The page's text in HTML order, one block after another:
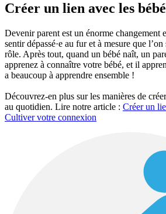
Créer un lien avec les
Devenir parent est un énorme changement
sentir dépassé·e au fur et à mesure que l’on
rôle. Après tout, quand un bébé naît, un
apprenez à connaître votre bébé, et il
a beaucoup à apprendre ensemble !
Découvrez-en plus sur les manières de
au quotidien. Lire notre article : Créer un
Cultiver votre connexion